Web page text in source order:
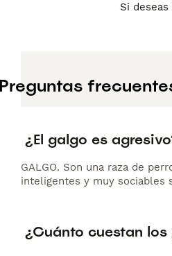
Si
Preguntas
¿El galgo es
GALGO. Son una raza de
inteligentes y muy sociables
¿Cuánto cuestan